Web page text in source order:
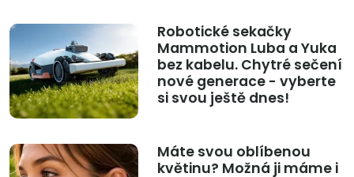
Robotické sekačky
Mammotion Luba a Yuka
bez kabelu. Chytré sečení
nové generace - vyberte
si svou ještě dnes!
Máte svou oblíbenou
květinu? Možná ji máme i